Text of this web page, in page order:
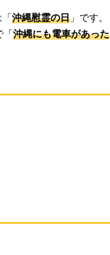
沖縄慰霊の日 」です。
「沖縄にも電車があった